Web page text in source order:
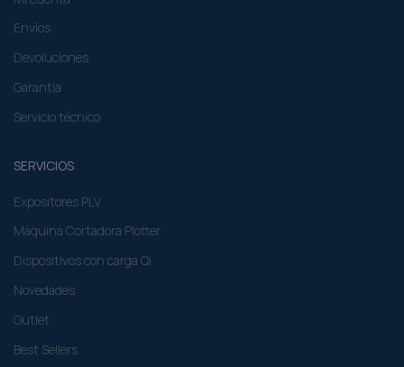
Devoluciones
Garantía
Servicio técnico
Expositores PLV
Máquina Cortadora Plotter
Dispositivos con carga Qi
Novedades
Outlet
Best Sellers